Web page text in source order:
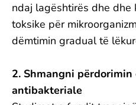
ndaj lagështirës dhe dhe
toksike për
dëmtimin gradual të
2. Shmangni përdorimin
antibakteriale